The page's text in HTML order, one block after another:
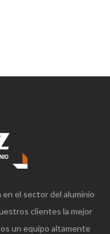
en el sector del aluminio
clientes la mejor
un equipo altamente